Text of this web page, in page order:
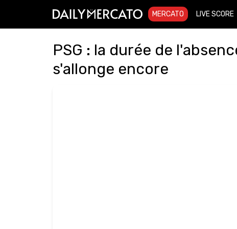
MERCATO LIVE SCORE
PSG : la durée de
s'allonge encore